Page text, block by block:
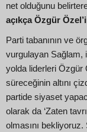
net olduğunu
açıkça Özgür
Parti tabanının ve
vurgulayan Sağlam,
yolda liderleri Özgür
süreceğinin altını
partide siyaset
olarak da ‘Zaten
olmasını bekliyoruz.